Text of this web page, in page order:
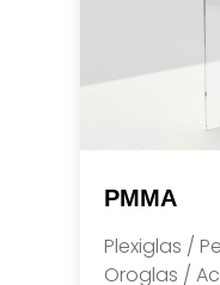
PMMA
Plexiglas /
Oroglas /